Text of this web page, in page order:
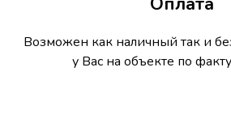
Возможен как наличный так и
у Вас на объекте по